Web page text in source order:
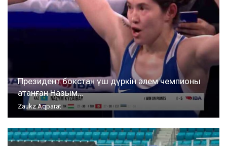
Президент бокстан үш дүркін әлем чемпионы
атанған Назым…
Zaukz Aqparat